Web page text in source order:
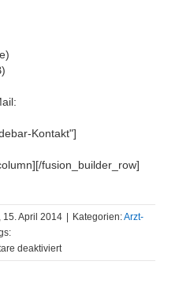
Kontakt"]
fusion_builder_row]
15. April 2014 Kategorien:Arzt-
deaktiviertfür
Umsatzsteuerbefreiung